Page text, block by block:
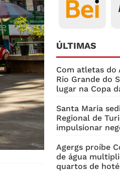
ÚLTIMAS
Com atletas do
Rio Grande do
lugar na Copa
Santa Maria
Regional de
impulsionar
Agergs proíbe
de água
quartos de